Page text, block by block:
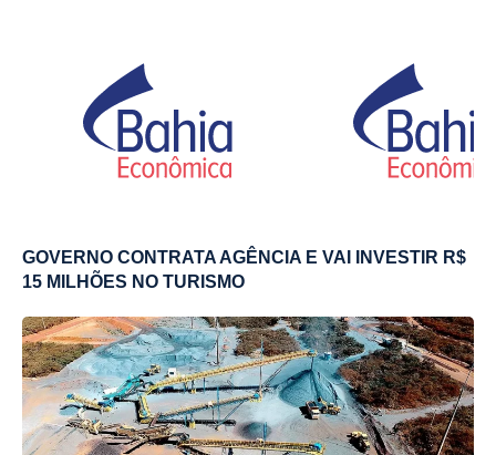
GOVERNO CONTRATA AGÊNCIA E VAI INVESTIR R$
15 MILHÕES NO TURISMO